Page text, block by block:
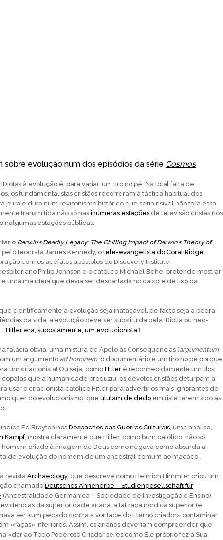
sobre evolução num dos episódios da série Cosmos
à evolução é, para variar, um tiro no pé. Na total falta de
os fundamentalistas cristãos recorreram à táctica habitual dos
pura e dura num revisonismo histórico que seria rísivel não fora essa
transmitida não só nasinúmeras estações de televisão cristãs nos
nalgumas estações públicas.
Darwin’s Deadly Legacy: The Chilling Impact of Darwin’s Theory of
pelo teocrata James Kennedy, otele-evangelista do Coral Ridge
com os acéfalos apóstolos do Discovery Institute,
Philip Johnson e o católico Michael Behe, pretende mostrar
uma má ideia que devia ser descartada no caixote de lixo da
cientificamente a evolução seja inatacável, de facto seja a pedra
da vida, a evolução deve ser substituida pela IDiotia ou neo-
Hitler era, supostamente, um evolucionista!!
falácia óbvia, uma mistura de Apelo às Consequências (argumentum
um argumento ad hominem, o documentário é um tiro no pé porque
um criacionista! Ou seja, como Hitler é reconhecidamente um dos
que a humanidade produziu, os devotos cristãos deturpam a
usar o criacionista católico Hitler para advertir os mais ignorantes do
quer do evolucionismo, que ululam de dedo em riste terem sido as
Ed Brayton nos Despachos das Guerras Culturais, uma análise,
Kampf, mostra claramente que Hitler, como bom católico, não só
homem criado à imagem de Deus como negava como absurda a
de evolução do homem de um ancestral comum ao macaco.
revista Archaeology, que descreve como Heinrich Himmler criou um
chamado Deutsches Ahnenerbe – Studiengesellschaft für
(Ancestralidade Germânica – Sociedade de Investigação e Ensino),
da superioridade ariana, a tal raça nórdica superior (e
ser «um pecado contra a vontade do Eterno criador» contaminar
«raças» inferiores. Assim, os arianos deveriam compreender que
«dar ao Todo Poderoso Criador seres como Ele próprio fez à Sua